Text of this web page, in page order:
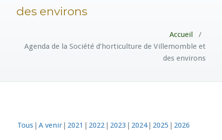
des environs
Accueil /
Agenda de la Société d’horticulture de Villemomble et
des environs
Tous A venir 2021 2022 2023 2024 2025 2026